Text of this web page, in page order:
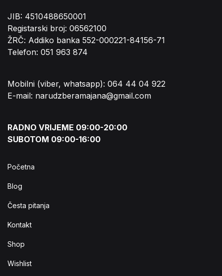
JIB: 4510488650001
Registarski broj: 06562100
ŽRČ: Addiko banka 552-000221-84156-71
Telefon: 051 963 874
Mobilni (viber, whatsapp): 064 44 04 922
E-mail: narudzberamajana@gmail.com
RADNO VRIJEME 09:00-20:00
SUBOTOM 09:00-16:00
Početna
Blog
Česta pitanja
Kontakt
Shop
Wishlist